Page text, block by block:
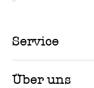
Service
Über uns